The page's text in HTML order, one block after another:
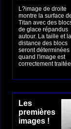
L?image de droite
montre la surface
Titan avec des
de glace répandus
autour. La taille et la
distance des blocs
seront déterminées
quand l'image est
correctement
Les
premières
images !